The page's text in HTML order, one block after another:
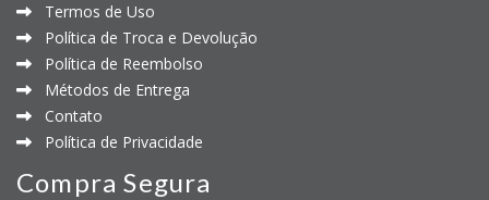
Termos de Uso
Política de Troca e Devolução
Política de Reembolso
Métodos de Entrega
Contato
Política de Privacidade
Compra Segura